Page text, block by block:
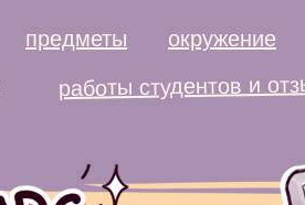
работы студентов и
окружение
предметы